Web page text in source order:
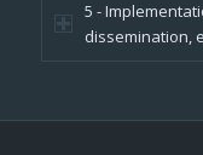
5 -
dissemination,